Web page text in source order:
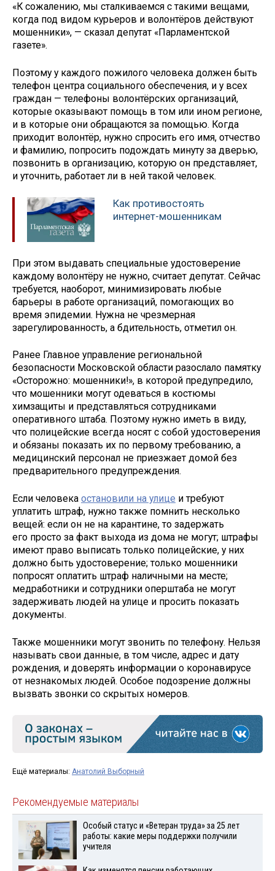
«К сожалению, мы сталкиваемся с такими вещами,
когда под видом курьеров и волонтёров действуют
мошенники», — сказал депутат «Парламентской
газете».
Поэтому у каждого пожилого человека должен быть
телефон центра социального обеспечения, и у всех
граждан — телефоны волонтёрских организаций,
которые оказывают помощь в том или ином регионе,
и в которые они обращаются за помощью. Когда
приходит волонтёр, нужно спросить его имя, отчество
и фамилию, попросить подождать минуту за дверью,
позвонить в организацию, которую он представляет,
и уточнить, работает ли в ней такой человек.
Как противостоять
интернет-мошенникам
При этом выдавать специальные удостоверение
каждому волонтёру не нужно, считает депутат. Сейчас
требуется, наоборот, минимизировать любые
барьеры в работе организаций, помогающих во
время эпидемии. Нужна не чрезмерная
зарегулированность, а бдительность, отметил он.
Ранее Главное управление региональной
безопасности Московской области разослало памятку
«Осторожно: мошенники!», в которой предупредило,
что мошенники могут одеваться в костюмы
химзащиты и представляться сотрудниками
оперативного штаба. Поэтому нужно иметь в виду,
что полицейские всегда носят с собой удостоверения
и обязаны показать их по первому требованию, а
медицинский персонал не приезжает домой без
предварительного предупреждения.
Если человека остановили на улице и требуют
уплатить штраф, нужно также помнить несколько
вещей: если он не на карантине, то задержать
его просто за факт выхода из дома не могут; штрафы
имеют право выписать только полицейские, у них
должно быть удостоверение; только мошенники
попросят оплатить штраф наличными на месте;
медработники и сотрудники оперштаба не могут
задерживать людей на улице и просить показать
документы.
Также мошенники могут звонить по телефону. Нельзя
называть свои данные, в том числе, адрес и дату
рождения, и доверять информации о коронавирусе
от незнакомых людей. Особое подозрение должны
вызвать звонки со скрытых номеров.
Ещё материалы: Анатолий Выборный
Рекомендуемые материалы
Особый статус и «Ветеран труда» за 25 лет
работы: какие меры поддержки получили
учителя